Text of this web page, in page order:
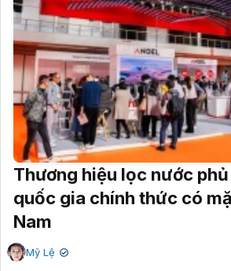
Thương hiệu lọc nước
quốc gia chính thức có
Nam
Mỹ Lệ ✔